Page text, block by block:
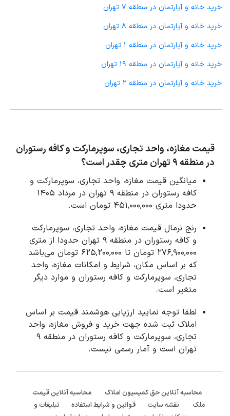
خرید خانه و آپارتمان در منطقه 7 تهران
خرید خانه و آپارتمان در منطقه 8 تهران
خرید خانه و آپارتمان در منطقه 1 تهران
خرید خانه و آپارتمان در منطقه 19 تهران
خرید خانه و آپارتمان در منطقه 2 تهران
قیمت مغازه، واحد تجاری، سوپرمارکت و کافه رستوران
در منطقه 9 تهران متری چقدر است؟
میانگین قیمت مغازه، واحد تجاری، سوپرمارکت و
کافه رستوران در منطقه 9 تهران در مرداد 1405
حدودا متری 451,000,000 تومان است.
رنج نرمال قیمت مغازه، واحد تجاری، سوپرمارکت
و کافه رستوران در منطقه 9 تهران حدودا از متری
276,900,000 تومان تا 625,200,000 تومان می‌باشد
که بر اساس مکان، شرایط و امکانات مغازه، واحد
تجاری، سوپرمارکت و کافه رستوران و موارد دیگر
متغیر است.
لطفا توجه نمایید ارزیابی هوشمند قیمت بر اساس
املاک ثبت شده جهت خرید و فروش مغازه، واحد
تجاری، سوپرمارکت و کافه رستوران در منطقه 9
تهران است و آمار رسمی نیست.
محاسبه آنلاین حق کمیسیون املاک
محاسبه آنلاین قیمت
ملک
نقشه سایت قوانین و شرایط استفاده
تبلیغات و